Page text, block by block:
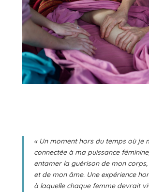
« Un moment hors du temps où je
connectée à ma puissance
entamer la guérison de mon
et de mon âme. Une expérience
à laquelle chaque femme devrait